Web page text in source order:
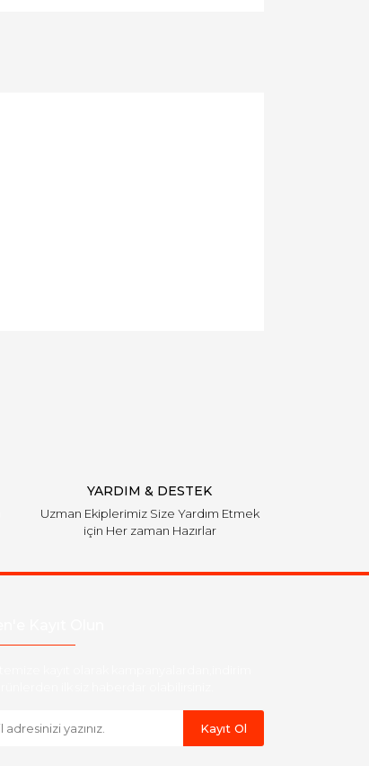
YARDIM & DESTEK
Uzman Ekiplerimiz Size Yardım Etmek
için Her zaman Hazırlar
Kayıt Ol